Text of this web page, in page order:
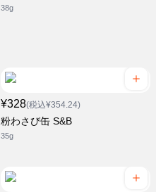
38g
¥328(税込¥354.24)
粉わさび缶 S&B
35g